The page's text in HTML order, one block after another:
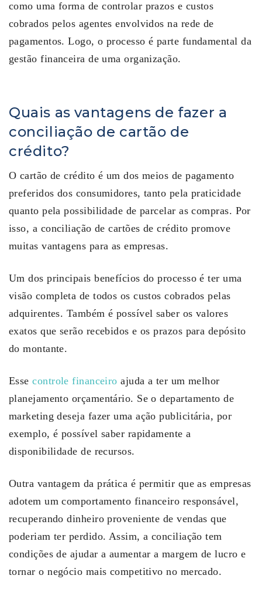
como uma forma de controlar prazos e custos
cobrados pelos agentes envolvidos na rede de
pagamentos. Logo, o processo é parte fundamental da
gestão financeira de uma organização.
Quais as vantagens de fazer a
conciliação de cartão de
crédito?
O cartão de crédito é um dos meios de pagamento
preferidos dos consumidores, tanto pela praticidade
quanto pela possibilidade de parcelar as compras. Por
isso, a conciliação de cartões de crédito promove
muitas vantagens para as empresas.
Um dos principais benefícios do processo é ter uma
visão completa de todos os custos cobrados pelas
adquirentes. Também é possível saber os valores
exatos que serão recebidos e os prazos para depósito
do montante.
Essecontrole financeiro ajuda a ter um melhor
planejamento orçamentário. Se o departamento de
marketing deseja fazer uma ação publicitária, por
exemplo, é possível saber rapidamente a
disponibilidade de recursos.
Outra vantagem da prática é permitir que as empresas
adotem um comportamento financeiro responsável,
recuperando dinheiro proveniente de vendas que
poderiam ter perdido. Assim, a conciliação tem
condições de ajudar a aumentar a margem de lucro e
tornar o negócio mais competitivo no mercado.